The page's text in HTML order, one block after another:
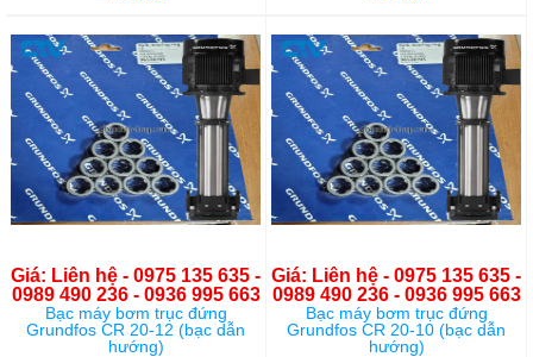
Giá: Liên hệ - 0975 135 635 -
0989 490 236 - 0936 995 663
Bạc máy bơm trục đứng
Grundfos CR 20-12 (bạc dẫn
hướng)
Giá: Liên hệ - 0975 135 635 -
0989 490 236 - 0936 995 663
Bạc máy bơm trục đứng
Grundfos CR 20-10 (bạc dẫn
hướng)